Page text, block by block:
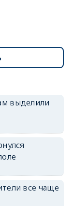
выделили
всё чаще